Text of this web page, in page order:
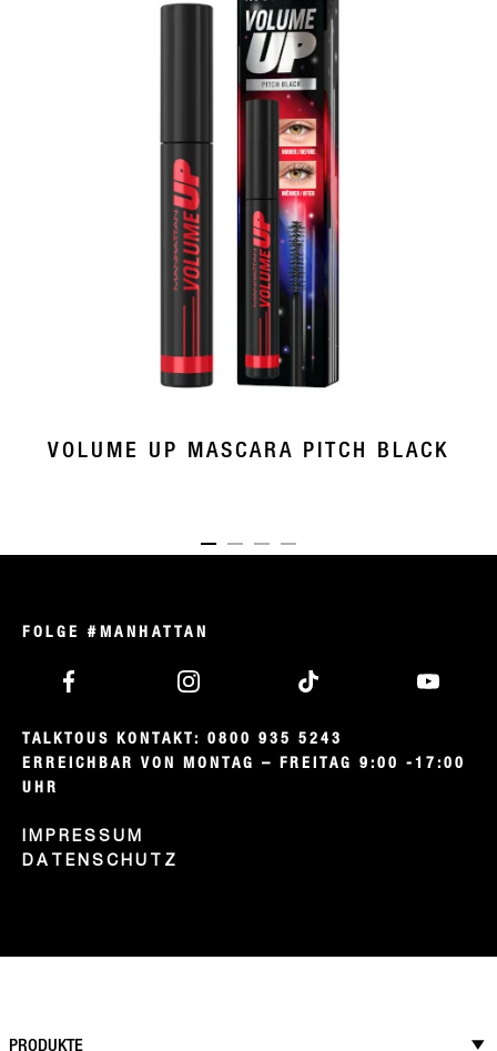
VOLUME UP MASCARA PITCH BLACK
ITEM 01 (CURRENT SLIDE)
ITEM 02ITEM 03ITEM 04
FOLGE #MANHATTAN
TALKTOUS KONTAKT: 0800 935 5243
ERREICHBAR VON MONTAG – FREITAG 9:00 -17:00
UHR
IMPRESSUM
DATENSCHUTZ
PRODUKTE